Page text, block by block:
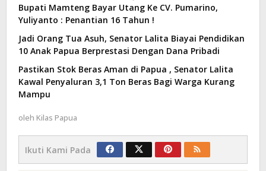
Bupati Mamteng Bayar Utang Ke CV. Pumarino,
Yuliyanto : Penantian 16 Tahun !
Jadi Orang Tua Asuh, Senator Lalita Biayai Pendidikan
10 Anak Papua Berprestasi Dengan Dana Pribadi
Pastikan Stok Beras Aman di Papua , Senator Lalita
Kawal Penyaluran 3,1 Ton Beras Bagi Warga Kurang
Mampu
oleh Kilas Papua
Ikuti Kami Pada